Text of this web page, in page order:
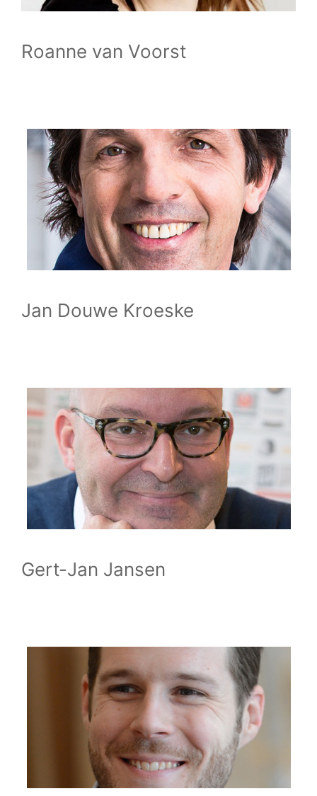
Roanne van Voorst
Jan Douwe Kroeske
Gert-Jan Jansen